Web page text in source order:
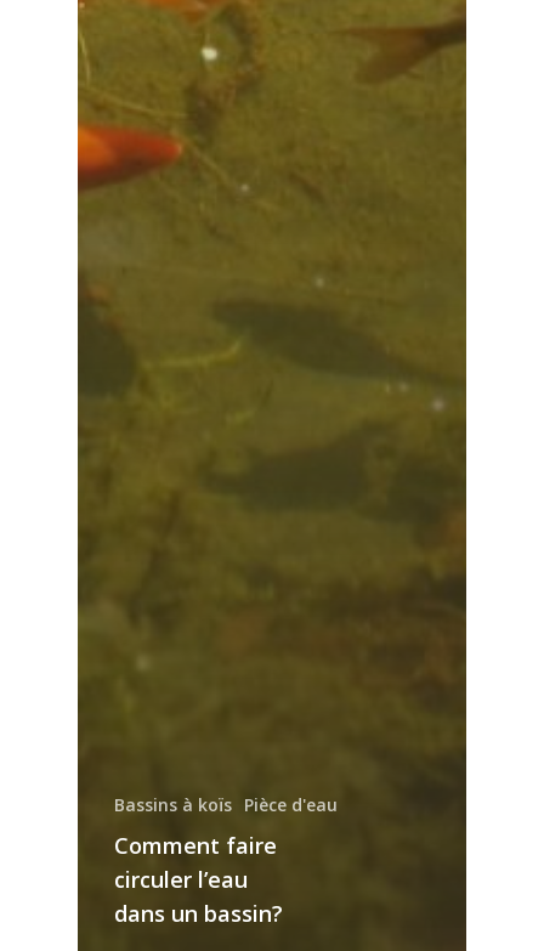
Bassins à koïs Pièce d'eau
Comment faire
circuler l’eau
dans un bassin?